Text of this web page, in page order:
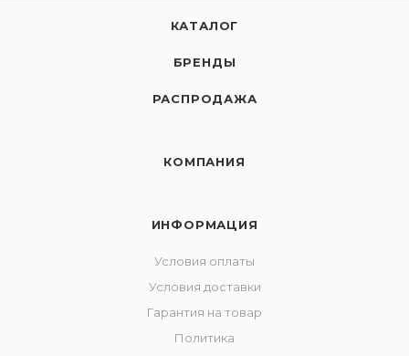
КАТАЛОГ
БРЕНДЫ
РАСПРОДАЖА
КОМПАНИЯ
ИНФОРМАЦИЯ
Условия оплаты
Условия доставки
Гарантия на товар
Политика